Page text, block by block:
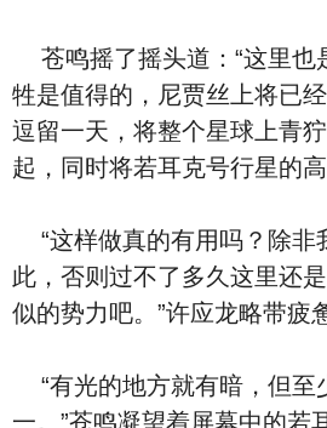
苍鸣摇了摇头道：“这里也
牲是值得的，尼贾丝上将已
逗留一天，将整个星球上青
起，同时将若耳克号行星的
“这样做真的有用吗？除非
此，否则过不了多久这里还
似的势力吧。”许应龙略带疲
“有光的地方就有暗，但至
一。”苍鸣凝望着屏幕中的若